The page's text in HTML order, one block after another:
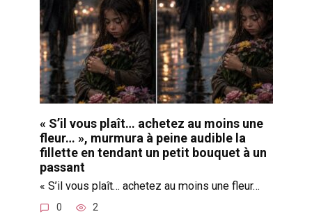
« S’il vous plaît… achetez au moins une
fleur… », murmura à peine audible la
fillette en tendant un petit bouquet à un
passant
« S’il vous plaît… achetez au moins une fleur…
0 2